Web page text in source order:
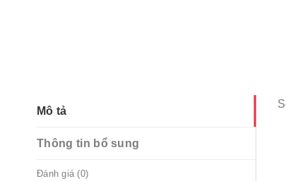
Mô tả
Thông tin bổ sung
Đánh giá (0)